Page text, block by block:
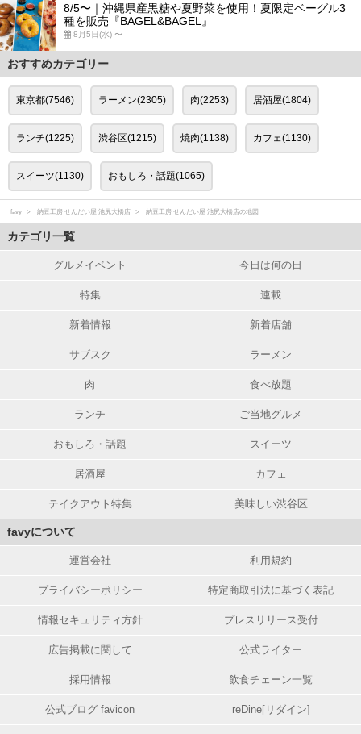
8/5〜｜沖縄県産黒糖や夏野菜を使用！夏限定ベーグル3
種を販売『BAGEL&BAGEL』
8月5日(水) 〜
おすすめカテゴリー
東京都(7546) ラーメン(2305) 肉(2253) 居酒屋(1804)
ランチ(1225) 渋谷区(1215) 焼肉(1138) カフェ(1130)
スイーツ(1130) おもしろ・話題(1065)
favy 納豆工房 せんだい屋 池尻大橋店 納豆工房 せんだい屋 池尻大橋店の地図
カテゴリ一覧
グルメイベント 今日は何の日
特集 連載
新着情報 新着店舗
サブスク ラーメン
肉 食べ放題
ランチ ご当地グルメ
おもしろ・話題 スイーツ
居酒屋 カフェ
テイクアウト特集 美味しい渋谷区
favyについて
運営会社 利用規約
プライバシーポリシー 特定商取引法に基づく表記
情報セキュリティ方針 プレスリリース受付
広告掲載に関して 公式ライター
採用情報 飲食チェーン一覧
公式ブログ favicon reDine[リダイン]